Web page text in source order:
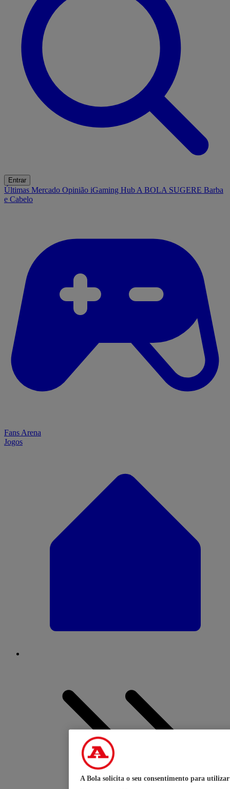
Entrar
Últimas Mercado Opinião iGaming Hub A BOLA SUGERE Barba
e Cabelo
Fans Arena
Jogos
A Bola solicita o seu consentimento para utilizar